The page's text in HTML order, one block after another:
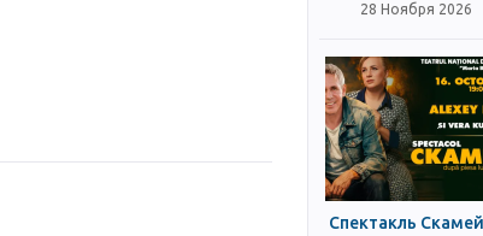
28 Ноября 2026
Спектакль